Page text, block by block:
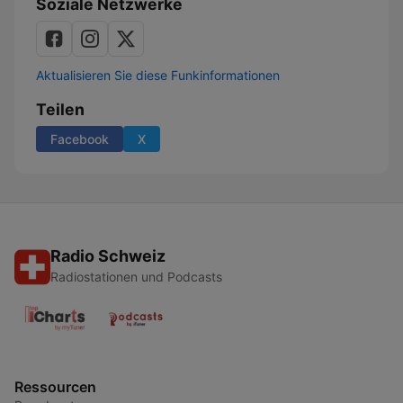
Soziale Netzwerke
Aktualisieren Sie diese Funkinformationen
Teilen
Facebook X
Radio Schweiz
Radiostationen und Podcasts
Ressourcen